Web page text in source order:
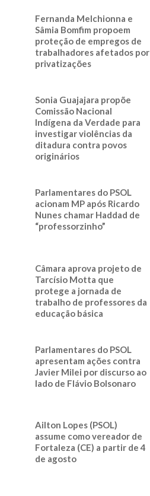
Fernanda Melchionna e
Sâmia Bomfim propoem
proteção de empregos de
trabalhadores afetados por
privatizações
Sonia Guajajara propõe
Comissão Nacional
Indígena da Verdade para
investigar violências da
ditadura contra povos
originários
Parlamentares do PSOL
acionam MP após Ricardo
Nunes chamar Haddad de
“professorzinho”
Câmara aprova projeto de
Tarcísio Motta que
protege a jornada de
trabalho de professores da
educação básica
Parlamentares do PSOL
apresentam ações contra
Javier Milei por discurso ao
lado de Flávio Bolsonaro
Ailton Lopes (PSOL)
assume como vereador de
Fortaleza (CE) a partir de 4
de agosto